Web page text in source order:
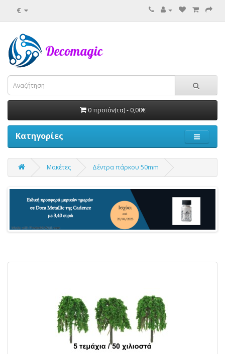
€
0 προϊόν(τα) - 0,00€
Κατηγορίες
Μακέτες Δέντρα πάρκου 50mm